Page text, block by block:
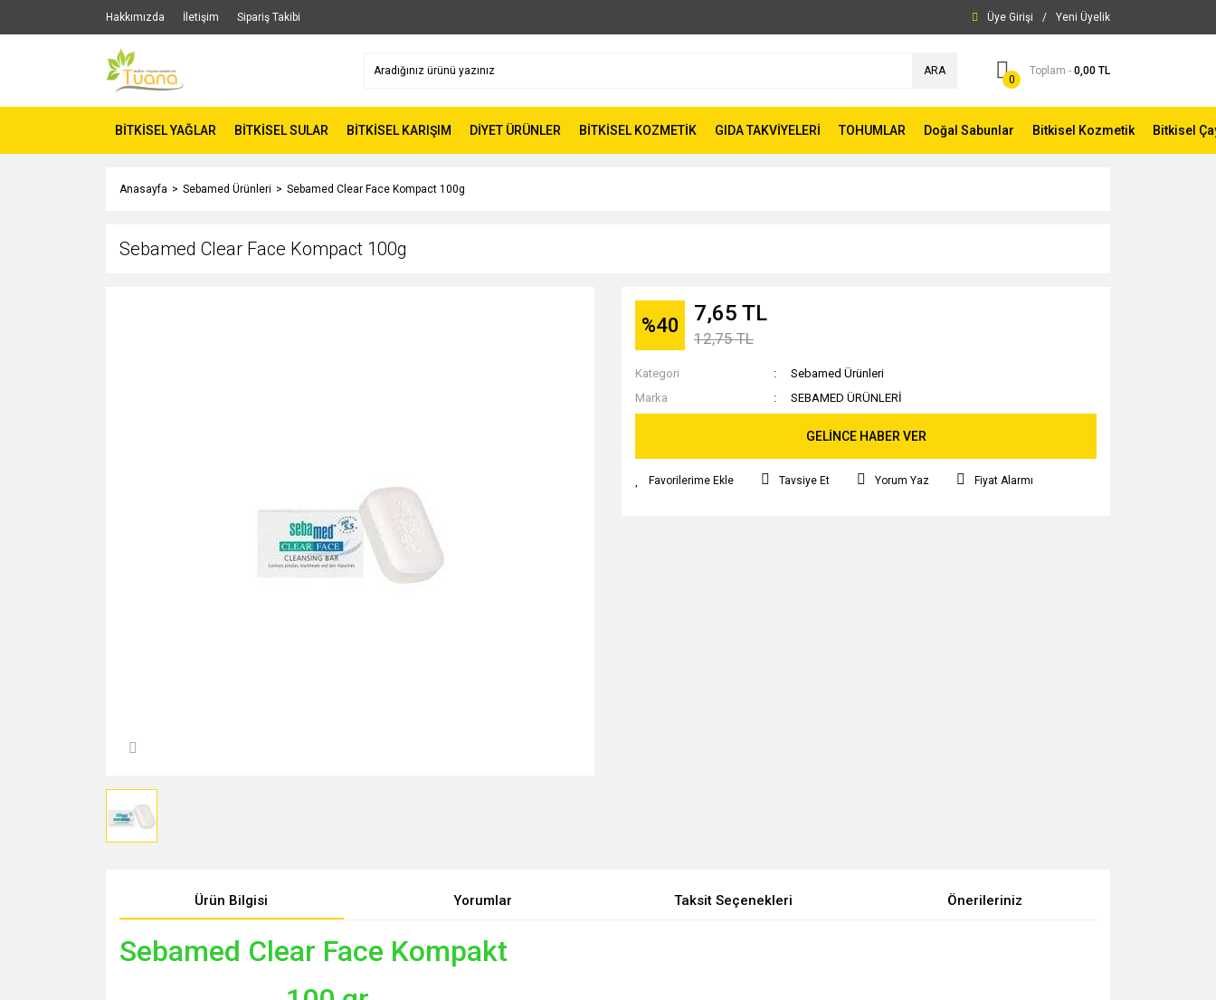
Hakkımızda İletişim Sipariş Takibi Üye Girişi / Yeni Üyelik
ARA
0
Toplam - 0,00 TL
BİTKİSEL YAĞLAR BİTKİSEL SULAR BİTKİSEL KARIŞIM DİYET ÜRÜNLER BİTKİSEL KOZMETİK GIDA TAKVİYELERİ TOHUMLAR Doğal Sabunlar Bitkisel Kozmetik Bitkisel
Anasayfa Sebamed Ürünleri Sebamed Clear Face Kompact 100g
Sebamed Clear Face Kompact 100g
%40 7,65 TL
12,75 TL
Kategori
Sebamed Ürünleri
Marka
SEBAMED ÜRÜNLERİ
GELİNCE HABER VER
Tavsiye Et Yorum Yaz Fiyat Alarmı
Ürün Bilgisi Yorumlar Taksit Seçenekleri Önerileriniz
Sebamed Clear Face Kompakt